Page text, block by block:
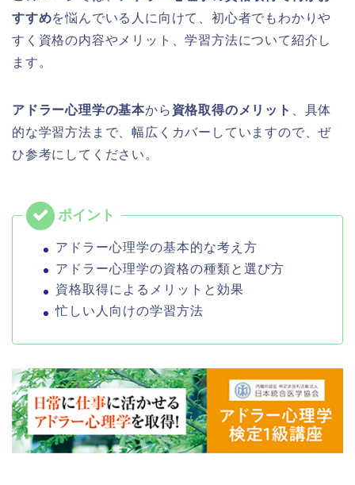
すすめを悩んでいる人に向けて、初心者でもわかりや
すく資格の内容やメリット、学習方法について紹介し
ます。
アドラー心理学の基本から 資格取得のメリット
、具体
的な学習方法まで、幅広くカバーしていますので、ぜ
ひ参考にしてください。
アドラー心理学の基本的な考え方
アドラー心理学の資格の種類と選び方
資格取得によるメリットと効果
忙しい人向けの学習方法